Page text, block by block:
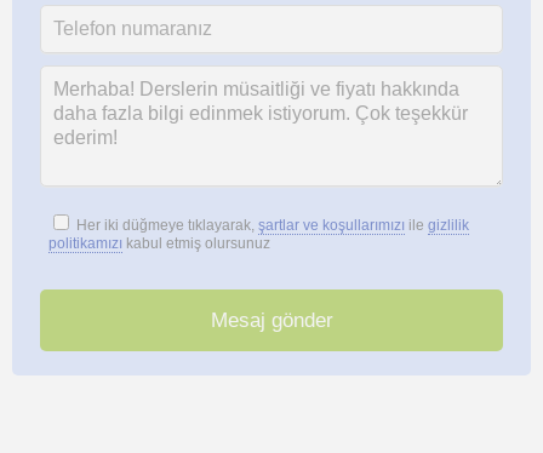
Her iki düğmeye tıklayarak, şartlar ve koşullarımızı ile gizlilik
politikamızı kabul etmiş olursunuz